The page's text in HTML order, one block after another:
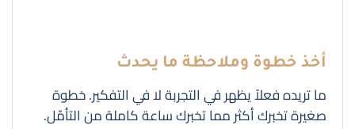
أخذ خطوة وملاحظة ما يحدث
ما تريده فعلاً يظهر في التجربة لا في التفكير. خطوة
صغيرة تخبرك أكثر مما تخبرك ساعة كاملة من التأمّل.